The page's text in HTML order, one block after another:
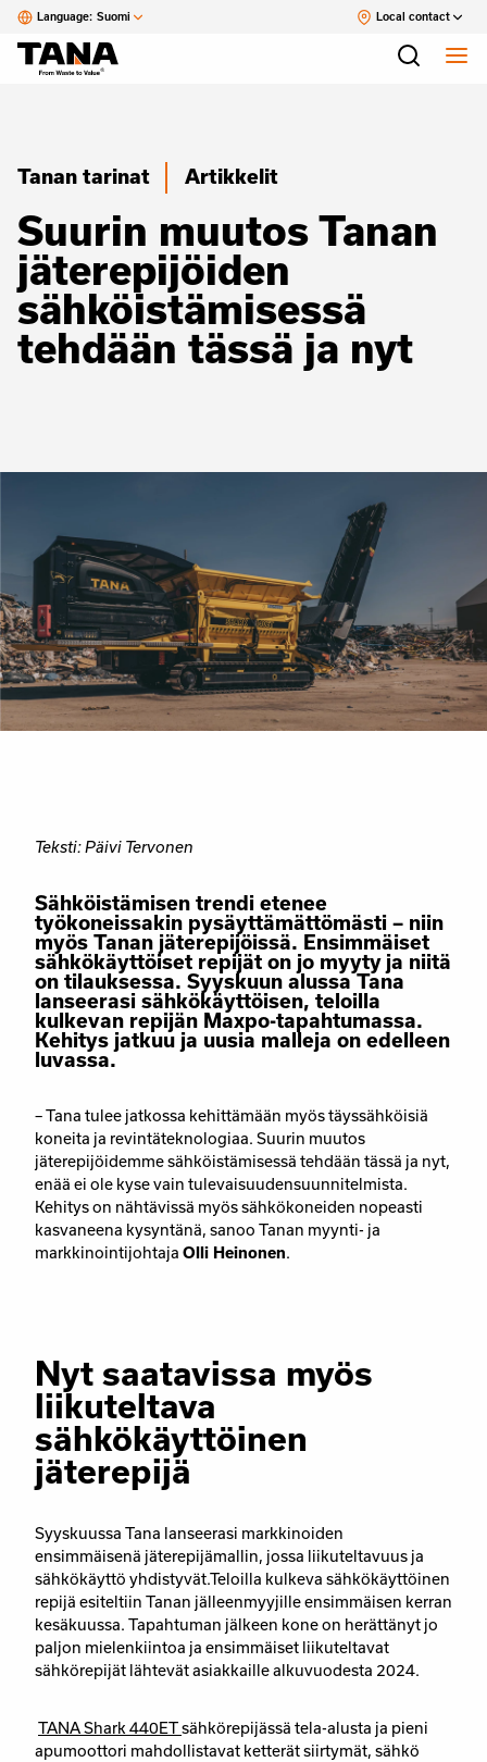
Language: Suomi Local contact
Tanan tarinat Artikkelit
Suurin muutos Tanan
jäterepijöiden
sähköistämisessä
tehdään tässä ja nyt
Teksti: Päivi Tervonen
Sähköistämisen trendi etenee
työkoneissakin pysäyttämättömästi – niin
myös Tanan jäterepijöissä. Ensimmäiset
sähkökäyttöiset repijät on jo myyty ja niitä
on tilauksessa. Syyskuun alussa Tana
lanseerasi sähkökäyttöisen, teloilla
kulkevan repijän Maxpo-tapahtumassa.
Kehitys jatkuu ja uusia malleja on edelleen
luvassa.
– Tana tulee jatkossa kehittämään myös täyssähköisiä
koneita ja revintäteknologiaa. Suurin muutos
jäterepijöidemme sähköistämisessä tehdään tässä ja nyt,
enää ei ole kyse vain tulevaisuudensuunnitelmista.
Kehitys on nähtävissä myös sähkökoneiden nopeasti
kasvaneena kysyntänä, sanoo Tanan myynti- ja
markkinointijohtaja Olli Heinonen.
Nyt saatavissa myös
liikuteltava
sähkökäyttöinen
jäterepijä
Syyskuussa Tana lanseerasi markkinoiden
ensimmäisenä jäterepijämallin, jossa liikuteltavuus ja
sähkökäyttö yhdistyvät.Teloilla kulkeva sähkökäyttöinen
repijä esiteltiin Tanan jälleenmyyjille ensimmäisen kerran
kesäkuussa. Tapahtuman jälkeen kone on herättänyt jo
paljon mielenkiintoa ja ensimmäiset liikuteltavat
sähkörepijät lähtevät asiakkaille alkuvuodesta 2024.
TANA Shark 440ETsähkörepijässä tela-alusta ja pieni
apumoottori mahdollistavat ketterät siirtymät, sähkö